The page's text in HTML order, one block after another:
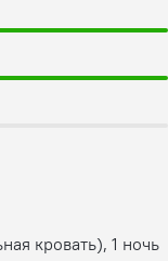
кровать), 1 ночь